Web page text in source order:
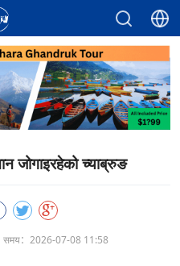
जोगाइरहेको च्याब्रुङ
समय：2026-07-08 11:58